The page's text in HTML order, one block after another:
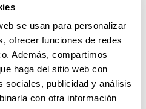
se usan para personalizar
ofrecer funciones de redes
Además, compartimos
haga del sitio web con
sociales, publicidad y análisis
con otra información
19).
las actividades que se
buenas relaciones,
de usuarios debe
de estos medios,
direccionadas al miembro